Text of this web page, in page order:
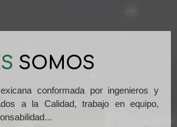
SOMOS
conformada por ingenieros y
a la Calidad, trabajo en equipo,